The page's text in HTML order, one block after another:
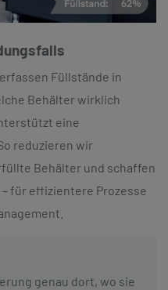
Füllstände in
Behälter wirklich
eine
reduzieren wir
Behälter und schaffen
für effizientere Prozesse
genau dort, wo sie